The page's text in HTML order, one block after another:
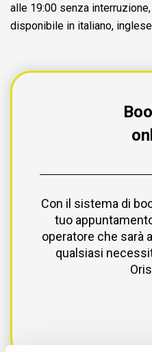
alle 19:00 senza
disponibile in italiano,
Con il sistema di
tuo
operatore che sarà
qualsiasi